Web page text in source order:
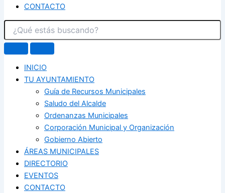
CONTACTO
INICIO
TU AYUNTAMIENTO
Guía de Recursos Municipales
Saludo del Alcalde
Ordenanzas Municipales
Corporación Municipal y Organización
Gobierno Abierto
ÁREAS MUNICIPALES
DIRECTORIO
EVENTOS
CONTACTO